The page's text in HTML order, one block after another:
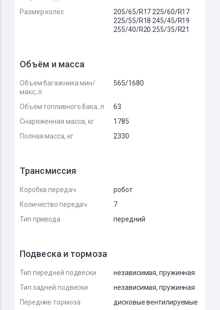
Размер колёс
205/65/R17 225/60/R17
225/55/R18 245/45/R19
255/40/R20 255/35/R21
Объём и масса
Объем багажника мин/
макс, л
565/1680
Объём топливного бака, л
63
Снаряженная масса, кг
1785
Полная масса, кг
2330
Трансмиссия
Коробка передач
робот
Количество передач
7
Тип привода
передний
Подвеска и тормоза
Тип передней подвески
независимая, пружинная
Тип задней подвески
независимая, пружинная
Передние тормоза
дисковые вентилируемые